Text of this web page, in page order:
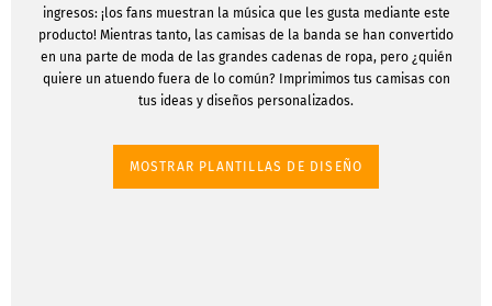
ingresos: ¡los fans muestran la música que les gusta mediante este
producto! Mientras tanto, las camisas de la banda se han convertido
en una parte de moda de las grandes cadenas de ropa, pero ¿quién
quiere un atuendo fuera de lo común? Imprimimos tus camisas con
tus ideas y diseños personalizados.
MOSTRAR PLANTILLAS DE DISEÑO